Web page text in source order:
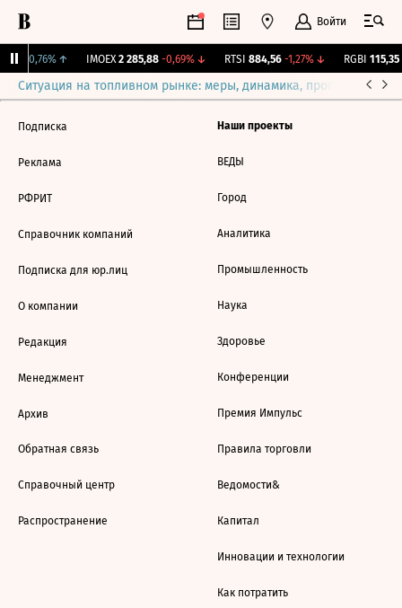
Войти
+0,76%↑ IMOEX 2 285,88 -0,69%↓ RTSI 884,56 -1,27%↓ RGBI 115,35
Ситуация на топливном рынке: меры, динамика, прогнозы
Подписка
Реклама
РФРИТ
Справочник компаний
Подписка для юр.лиц
О компании
Редакция
Менеджмент
Архив
Обратная связь
Справочный центр
Распространение
Наши проекты
ВЕДЫ
Город
Аналитика
Промышленность
Наука
Здоровье
Конференции
Премия Импульс
Правила торговли
Ведомости&
Капитал
Инновации и технологии
Как потратить